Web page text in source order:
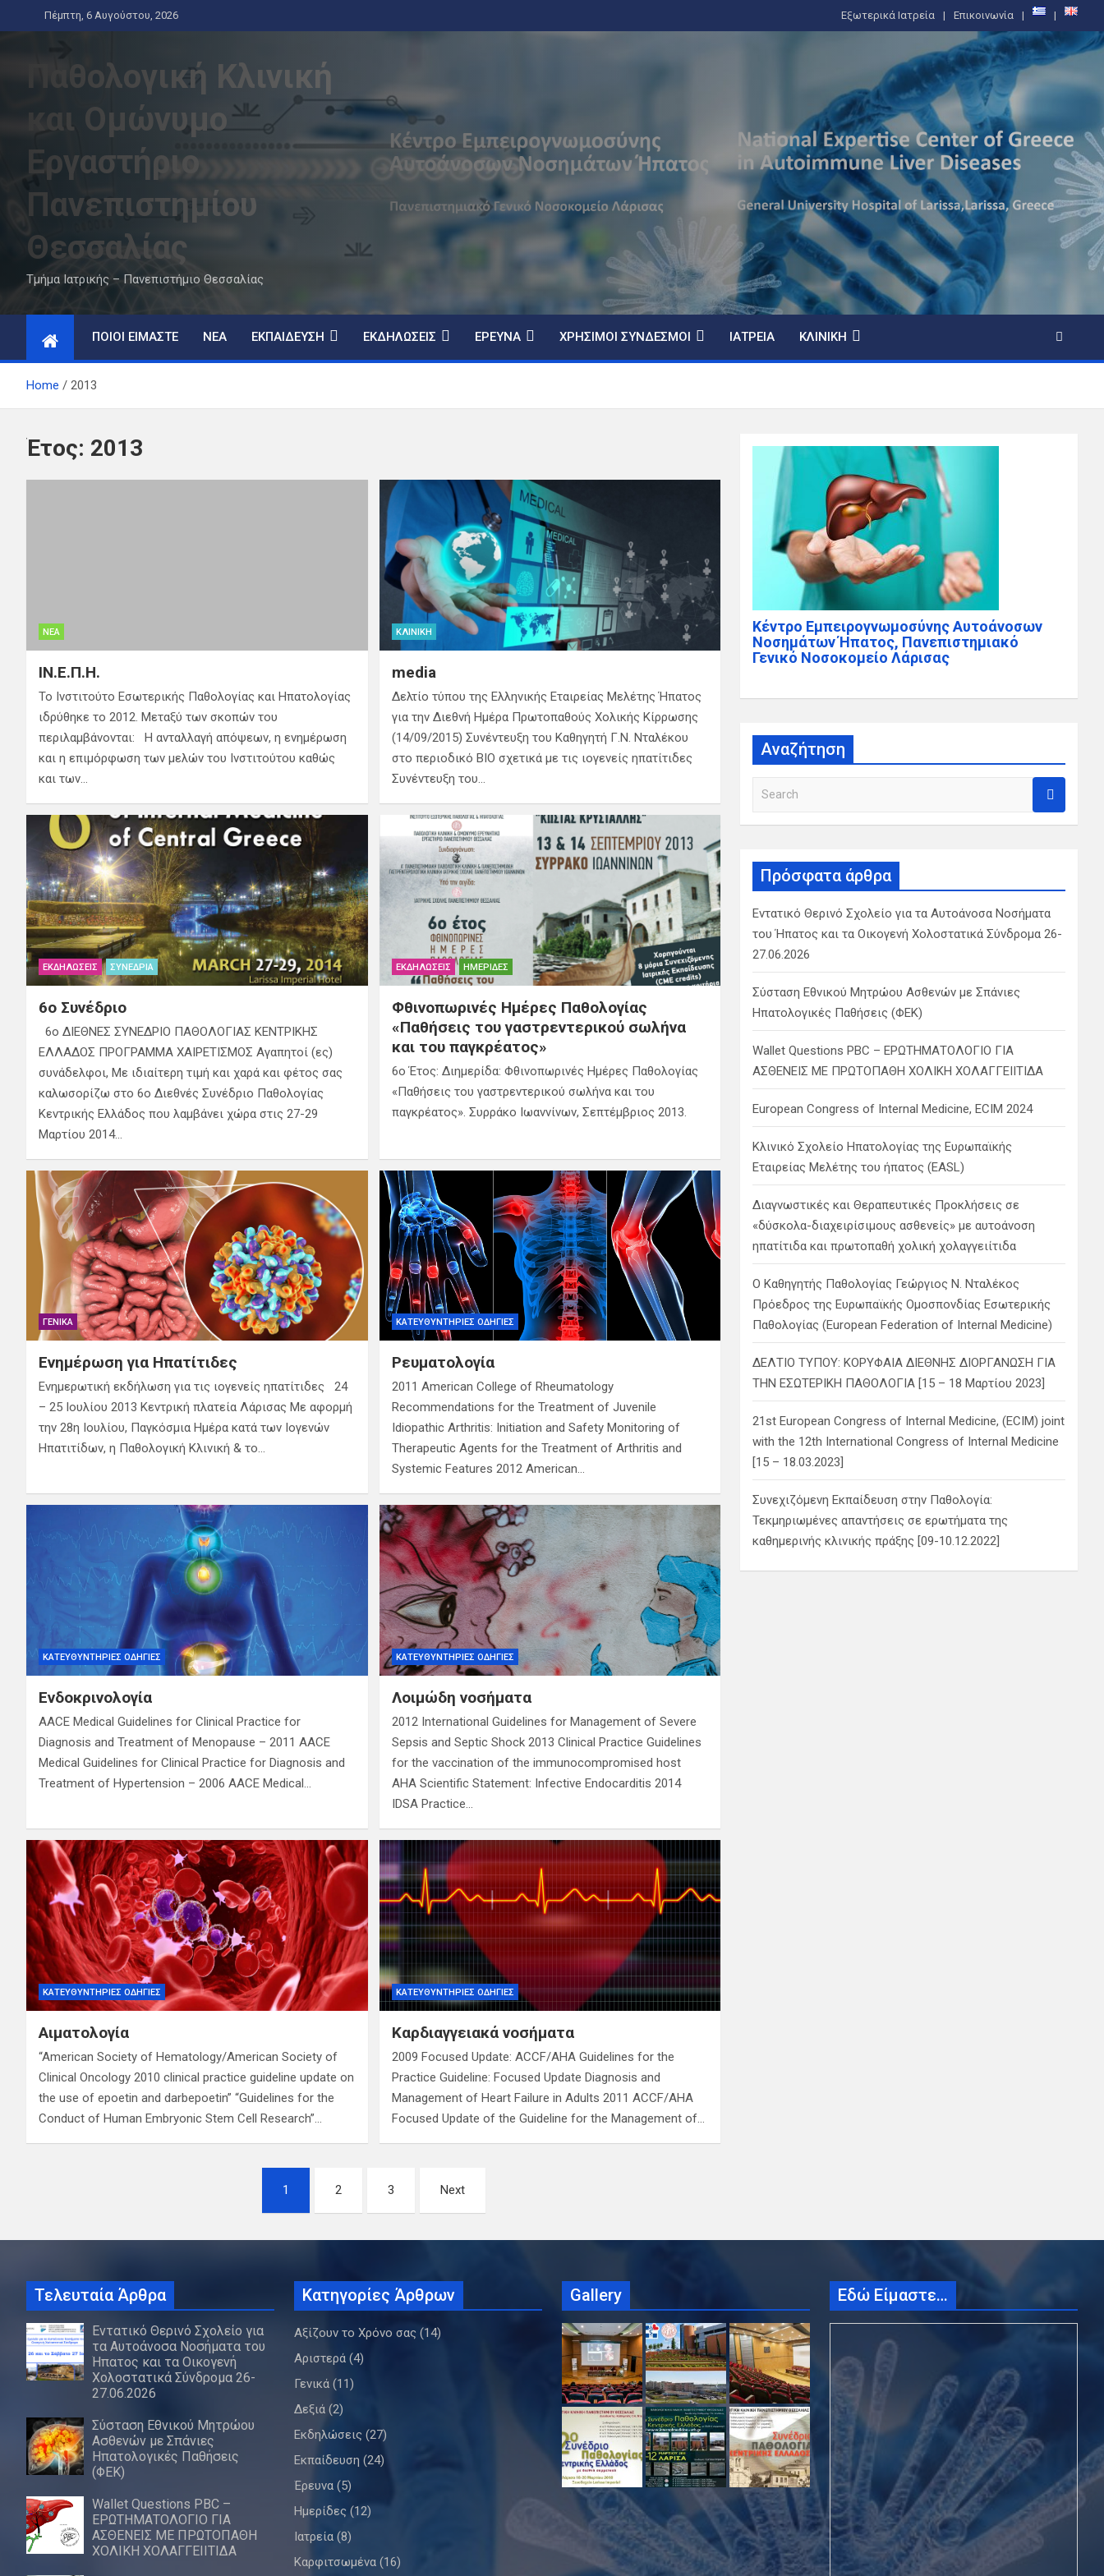
to
Πέμπτη, 6 Αυγούστου, 2026 Εξωτερικά Ιατρεία Επικοινωνία
Παθολογική Κλινική
και Ομώνυμο
Εργαστήριο
Πανεπιστημίου
Θεσσαλίας
Τμήμα Ιατρικής – Πανεπιστήμιο Θεσσαλίας
ΠΟΙΟΊ ΕΊΜΑΣΤΕ ΝΈΑ ΕΚΠΑΊΔΕΥΣΗ ΕΚΔΗΛΏΣΕΙΣ ΈΡΕΥΝΑ ΧΡΉΣΙΜΟΙ ΣΎΝΔΕΣΜΟΙ ΙΑΤΡΕΊΑ ΚΛΙΝΙΚΉ
Home 2013
Έτος: 2013
ΝΈΑ
ΙΝ.Ε.Π.Η.
To Ινστιτούτο Εσωτερικής Παθολογίας και Ηπατολογίας
ιδρύθηκε το 2012. Μεταξύ των σκοπών του
περιλαμβάνονται: Η ανταλλαγή απόψεων, η ενημέρωση
και η επιμόρφωση των μελών του Ινστιτούτου καθώς
και των…
ΚΛΙΝΙΚΉ
media
Δελτίο τύπου της Ελληνικής Εταιρείας Μελέτης Ήπατος
για την Διεθνή Ημέρα Πρωτοπαθούς Χολικής Κίρρωσης
(14/09/2015) Συνέντευξη του Καθηγητή Γ.Ν. Νταλέκου
στο περιοδικό ΒΙΟ σχετικά με τις ιογενείς ηπατίτιδες
Συνέντευξη του…
ΕΚΔΗΛΏΣΕΙΣ ΣΥΝΈΔΡΙΑ
6ο Συνέδριο
6ο ΔΙΕΘΝΕΣ ΣΥΝΕΔΡΙΟ ΠΑΘΟΛΟΓΙΑΣ ΚΕΝΤΡΙΚΗΣ
ΕΛΛΑΔΟΣ ΠΡΟΓΡΑΜΜΑ ΧΑΙΡΕΤΙΣΜΟΣ Αγαπητοί (ες)
συνάδελφοι, Με ιδιαίτερη τιμή και χαρά και φέτος σας
καλωσορίζω στο 6ο Διεθνές Συνέδριο Παθολογίας
Κεντρικής Ελλάδος που λαμβάνει χώρα στις 27-29
Μαρτίου 2014…
ΕΚΔΗΛΏΣΕΙΣ ΗΜΕΡΊΔΕΣ
Φθινοπωρινές Ημέρες Παθολογίας
«Παθήσεις του γαστρεντερικού σωλήνα
και του παγκρέατος»
6ο Έτος: Διημερίδα: Φθινοπωρινές Ημέρες Παθολογίας
«Παθήσεις του γαστρεντερικού σωλήνα και του
παγκρέατος». Συρράκο Ιωαννίνων, Σεπτέμβριος 2013.
ΓΕΝΙΚΆ
Ενημέρωση για Ηπατίτιδες
Ενημερωτική εκδήλωση για τις ιογενείς ηπατίτιδες 24
– 25 Ιουλίου 2013 Κεντρική πλατεία Λάρισας Με αφορμή
την 28η Ιουλίου, Παγκόσμια Ημέρα κατά των Ιογενών
Ηπατιτίδων, η Παθολογική Κλινική & το…
ΚΑΤΕΥΘΥΝΤΉΡΙΕΣ ΟΔΗΓΊΕΣ
Ρευματολογία
2011 American College of Rheumatology
Recommendations for the Treatment of Juvenile
Idiopathic Arthritis: Initiation and Safety Monitoring of
Therapeutic Agents for the Treatment of Arthritis and
Systemic Features 2012 American…
ΚΑΤΕΥΘΥΝΤΉΡΙΕΣ ΟΔΗΓΊΕΣ
Ενδοκρινολογία
AACE Medical Guidelines for Clinical Practice for
Diagnosis and Treatment of Menopause – 2011 AACE
Medical Guidelines for Clinical Practice for Diagnosis and
Treatment of Hypertension – 2006 AACE Medical…
ΚΑΤΕΥΘΥΝΤΉΡΙΕΣ ΟΔΗΓΊΕΣ
Λοιμώδη νοσήματα
2012 International Guidelines for Management of Severe
Sepsis and Septic Shock 2013 Clinical Practice Guidelines
for the vaccination of the immunocompromised host
AHA Scientific Statement: Infective Endocarditis 2014
IDSA Practice…
ΚΑΤΕΥΘΥΝΤΉΡΙΕΣ ΟΔΗΓΊΕΣ
Αιματολογία
“American Society of Hematology/American Society of
Clinical Oncology 2010 clinical practice guideline update on
the use of epoetin and darbepoetin” “Guidelines for the
Conduct of Human Embryonic Stem Cell Research”…
ΚΑΤΕΥΘΥΝΤΉΡΙΕΣ ΟΔΗΓΊΕΣ
Καρδιαγγειακά νοσήματα
2009 Focused Update: ACCF/AHA Guidelines for the
Practice Guideline: Focused Update Diagnosis and
Management of Heart Failure in Adults 2011 ACCF/AHA
Focused Update of the Guideline for the Management of…
1 2 3 Next
Κέντρο Εμπειρογνωμοσύνης Αυτοάνοσων
Νοσημάτων Ήπατος, Πανεπιστημιακό
Γενικό Νοσοκομείο Λάρισας
Αναζήτηση
a
h
Πρόσφατα άρθρα
Εντατικό Θερινό Σχολείο για τα Αυτοάνοσα Νοσήματα
του Ήπατος και τα Οικογενή Χολοστατικά Σύνδρομα 26-
27.06.2026
Σύσταση Εθνικού Μητρώου Ασθενών με Σπάνιες
Ηπατολογικές Παθήσεις (ΦΕΚ)
Wallet Questions PBC – ΕΡΩΤΗΜΑΤΟΛΟΓΙΟ ΓΙΑ
ΑΣΘΕΝΕΙΣ ΜΕ ΠΡΩΤΟΠΑΘΗ ΧΟΛΙΚΗ ΧΟΛΑΓΓΕΙΙΤΙΔΑ
European Congress of Internal Medicine, ECIM 2024
Κλινικό Σχολείο Ηπατολογίας της Ευρωπαϊκής
Εταιρείας Μελέτης του ήπατος (EASL)
Διαγνωστικές και Θεραπευτικές Προκλήσεις σε
«δύσκολα-διαχειρίσιμους ασθενείς» με αυτοάνοση
ηπατίτιδα και πρωτοπαθή χολική χολαγγειίτιδα
Ο Καθηγητής Παθολογίας Γεώργιος Ν. Νταλέκος
Πρόεδρος της Ευρωπαϊκής Ομοσπονδίας Εσωτερικής
Παθολογίας (European Federation of Internal Medicine)
ΔΕΛΤΙΟ ΤΥΠΟΥ: ΚΟΡΥΦΑΙΑ ΔΙΕΘΝΗΣ ΔΙΟΡΓΑΝΩΣΗ ΓΙΑ
ΤΗΝ ΕΣΩΤΕΡΙΚΗ ΠΑΘΟΛΟΓΙΑ [15 – 18 Μαρτίου 2023]
21st European Congress of Internal Medicine, (ECIM) joint
with the 12th International Congress of Internal Medicine
[15 – 18.03.2023]
Συνεχιζόμενη Εκπαίδευση στην Παθολογία:
Τεκμηριωμένες απαντήσεις σε ερωτήματα της
καθημερινής κλινικής πράξης [09-10.12.2022]
Τελευταία Άρθρα
Εντατικό Θερινό Σχολείο για
τα Αυτοάνοσα Νοσήματα του
Ήπατος και τα Οικογενή
Χολοστατικά Σύνδρομα 26-
27.06.2026
Σύσταση Εθνικού Μητρώου
Ασθενών με Σπάνιες
Ηπατολογικές Παθήσεις
(ΦΕΚ)
Wallet Questions PBC –
ΕΡΩΤΗΜΑΤΟΛΟΓΙΟ ΓΙΑ
ΑΣΘΕΝΕΙΣ ΜΕ ΠΡΩΤΟΠΑΘΗ
ΧΟΛΙΚΗ ΧΟΛΑΓΓΕΙΙΤΙΔΑ
Κατηγορίες Άρθρων
Αξίζουν το Χρόνο σας (14)
Αριστερά (4)
Γενικά (11)
Δεξιά (2)
Εκδηλώσεις (27)
Εκπαίδευση (24)
Έρευνα (5)
Ημερίδες (12)
Ιατρεία (8)
Καρφιτσωμένα (16)
Gallery Εδώ Είμαστε…